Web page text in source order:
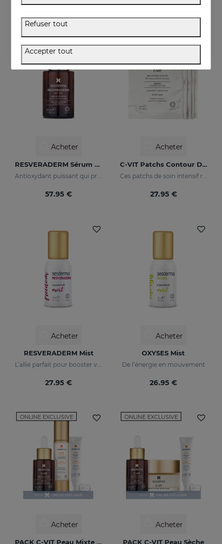
27.95 € 83.95 €
Acheter
RESVERADERM Sérum Liposomal
57.95 €
Acheter
C-VIT Patchs Contour Des Yeux
27.95 €
Acheter
RESVERADERM Mist
L’allié parfait pour booster votre beauté qui tient facilement dans la main
27.95 €
Acheter
OXYSES Mist
De l’énergie en mouvement
26.95 €
ONLINE EXCLUSIVE
Acheter
PACK C-VIT Peau Mixte Ou Grasse
ONLINE EXCLUSIVE
Acheter
PACK C-VIT Peau Sèche
Refuser tout
Accepter tout